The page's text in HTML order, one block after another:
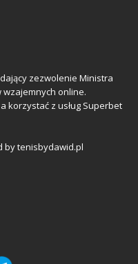
zezwolenie Ministra
wzajemnych online.
korzystać z usług Superbet
by tenisbydawid.pl